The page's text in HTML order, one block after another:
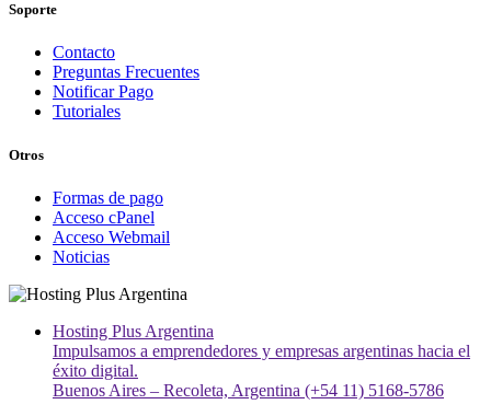
Soporte
Contacto
Preguntas Frecuentes
Notificar Pago
Tutoriales
Otros
Formas de pago
Acceso cPanel
Acceso Webmail
Noticias
Hosting Plus Argentina
Impulsamos a emprendedores y empresas argentinas hacia el
éxito digital.
Buenos Aires – Recoleta, Argentina (+54 11) 5168-5786